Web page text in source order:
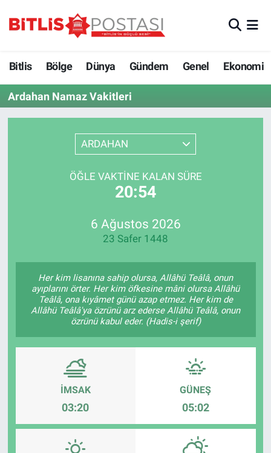
Bitlis Bölge Dünya Gündem Genel Ekonomi
Ardahan Namaz Vakitleri
ARDAHAN
ÖĞLE VAKTINE KALAN SÜRE
20:54
6 Ağustos 2026
23 Safer 1448
Her kim lisanına sahip olursa, Allâhü Teâlâ, onun
ayıplarını örter. Her kim öfkesine mâni olursa Allâhü
Teâlâ, ona kıyâmet günü azap etmez. Her kim de
Allâhü Teâlâ'ya özrünü arz ederse Allâhü Teâlâ, onun
özrünü kabul eder. (Hadis-i şerif)
İMSAK
03:20
GÜNEŞ
05:02
Bölge
Genel
Gündem
Kültür-Sanat
Politika
Bitlis Trafik Yoğunluk Haritası
Süper Lig Puan Durumu ve Fikstür
Tüm Manşetler
Son Dakika Haberleri